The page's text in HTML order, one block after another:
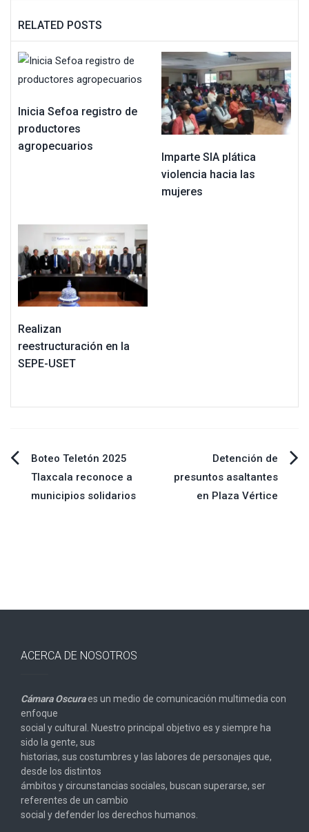
RELATED POSTS
Inicia Sefoa registro de
productores
agropecuarios
Imparte SIA plática
violencia hacia las
mujeres
Realizan
reestructuración en la
SEPE-USET
Navegación
de
Boteo Teletón 2025
Tlaxcala reconoce a
municipios solidarios
Detención de
presuntos asaltantes
en Plaza Vértice
ACERCA DE NOSOTROS
Cámara Oscuraes un medio de comunicación multimedia con
enfoque
social y cultural. Nuestro principal objetivo es y siempre ha
sido la gente, sus
historias, sus costumbres y las labores de personajes que,
desde los distintos
ámbitos y circunstancias sociales, buscan superarse, ser
referentes de un cambio
social y defender los derechos humanos.